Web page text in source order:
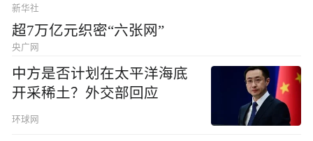
新华社
超7万亿元织密“六张网”
央广网
中方是否计划在太平洋海底
开采稀土？外交部回应
环球网